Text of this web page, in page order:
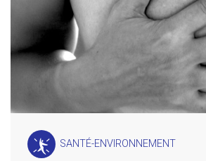
SANTÉ-ENVIRONNEMENT